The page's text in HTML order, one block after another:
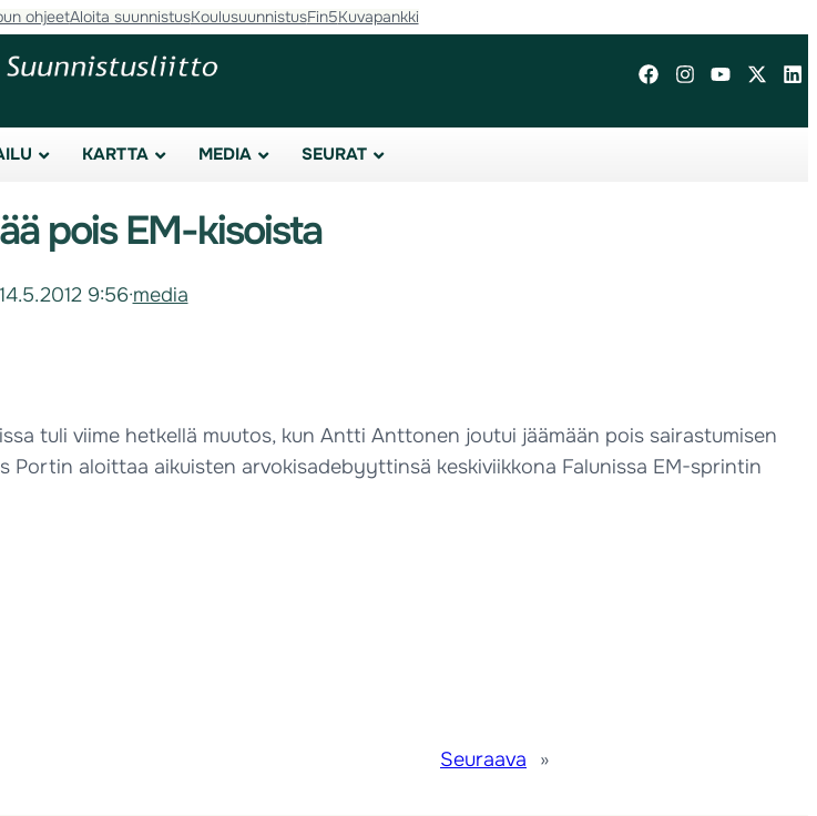
ohjeetAloita suunnistusKoulusuunnistusFin5Kuvapankki
KARTTA MEDIA SEURAT
pois EM-kisoista
14.5.2012 9:56·media
tuli viime hetkellä muutos, kun Antti Anttonen joutui jäämään pois sairastumisen
Portin aloittaa aikuisten arvokisadebyyttinsä keskiviikkona Falunissa EM-sprintin
Seuraava »